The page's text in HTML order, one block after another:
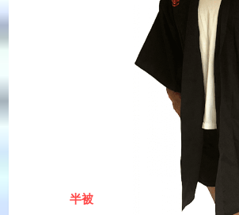
半被